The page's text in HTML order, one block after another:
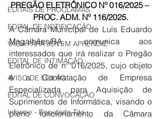
EDITAIS DE PROCLAMAS
EDITAL DE NOTIFICAÇÃO
VAGA PARA JOVEM APRENDIZ
EDITAL DE INTIMAÇÃO
AVISO DE LEILÃO
EDITAL DE CONVOCAÇÃO
Informe - Deputado Tito
PREGÃO ELETRÔNICO Nº 016/2025 –
PROC. ADM. Nº 116/2025.
A Câmara Municipal de Luís Eduardo
Magalhães/BA, comunica aos
interessados que irá realizar o Pregão
Eletrônico de nº 016/2025, cujo objeto
é a Contratação de Empresa
Especializada para Aquisição de
Suprimentos de Informática, visando o
pleno funcionamento da Câmara